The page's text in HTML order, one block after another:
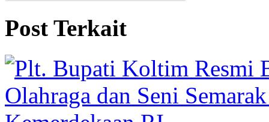
Post Terkait